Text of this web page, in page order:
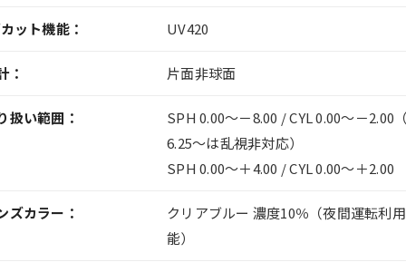
ット機能： UV420
： 片面非球面
扱い範囲：
SPH 0.00〜－8.00 / CYL 0.00〜－2.00
6.25～は乱視非対応）
SPH 0.00〜＋4.00 / CYL 0.00〜＋2.00
ズカラー：
クリアブルー 濃度10％（夜間運転利
能）